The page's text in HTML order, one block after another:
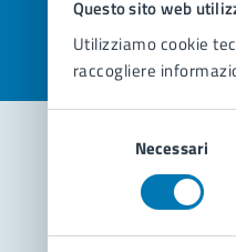
Questo sito web
Utilizziamo cookie
raccogliere
Necessari